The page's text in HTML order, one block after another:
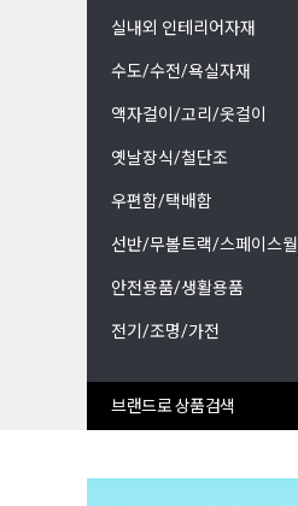
실내외 인테리어자재
수도/수전/욕실자재
액자걸이/고리/옷걸이
옛날장식/철단조
우편함/택배함
선반/무볼트랙/스페이스월
안전용품/생활용품
전기/조명/가전
브랜드로 상품검색